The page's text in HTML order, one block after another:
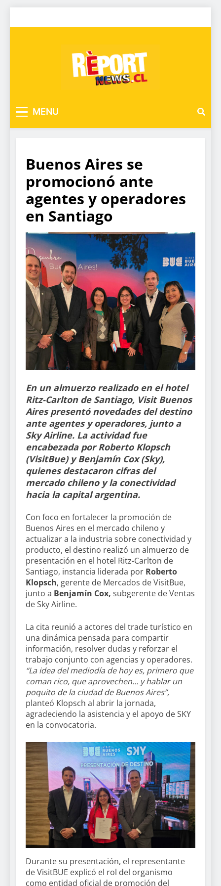
MENU
Buenos Aires se
promocionó ante
agentes y operadores
en Santiago
En un almuerzo realizado en el hotel
Ritz-Carlton de Santiago, Visit Buenos
Aires presentó novedades del destino
ante agentes y operadores, junto a
Sky Airline. La actividad fue
encabezada por Roberto Klopsch
(VisitBue) y Benjamín Cox (Sky),
quienes destacaron cifras del
mercado chileno y la conectividad
hacia la capital argentina.
Con foco en fortalecer la promoción de
Buenos Aires en el mercado chileno y
actualizar a la industria sobre conectividad y
producto, el destino realizó un almuerzo de
presentación en el hotel Ritz-Carlton de
Santiago, instancia liderada por Roberto
Klopsch, gerente de Mercados de VisitBue,
junto a Benjamín Cox, subgerente de Ventas
de Sky Airline.
La cita reunió a actores del trade turístico en
una dinámica pensada para compartir
información, resolver dudas y reforzar el
trabajo conjunto con agencias y operadores.
“La idea del mediodía de hoy es, primero que
coman rico, que aprovechen… y hablar un
poquito de la ciudad de Buenos Aires”,
planteó Klopsch al abrir la jornada,
agradeciendo la asistencia y el apoyo de SKY
en la convocatoria.
Durante su presentación, el representante
de VisitBUE explicó el rol del organismo
como entidad oficial de promoción del